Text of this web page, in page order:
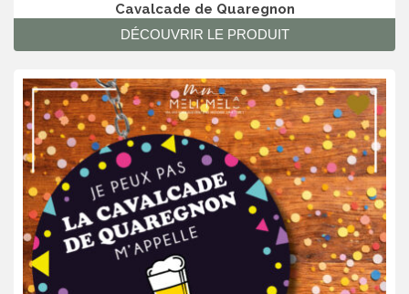
Cavalcade de Quaregnon
DÉCOUVRIR LE PRODUIT